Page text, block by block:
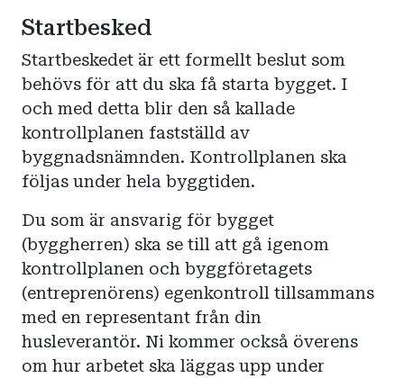
Startbesked
Startbeskedet är ett formellt beslut som
behövs för att du ska få starta bygget. I
och med detta blir den så kallade
kontrollplanen fastställd av
byggnadsnämnden. Kontrollplanen ska
följas under hela byggtiden.
Du som är ansvarig för bygget
(byggherren) ska se till att gå igenom
kontrollplanen och byggföretagets
(entreprenörens) egenkontroll tillsammans
med en representant från din
husleverantör. Ni kommer också överens
om hur arbetet ska läggas upp under